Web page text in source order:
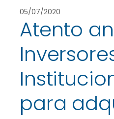
05/07/2020
Atento
para